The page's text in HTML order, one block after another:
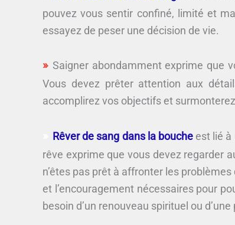
pouvez vous sentir confiné, limité et
essayez de peser une décision de vie.
Saigner abondamment exprime que
Vous devez prêter attention aux
accomplirez vos objectifs et
Rêver de sang dans la boucheest lié à
rêve exprime que vous devez regarder
n’êtes pas prêt à affronter les
et l’encouragement nécessaires pour
besoin d’un renouveau spirituel ou